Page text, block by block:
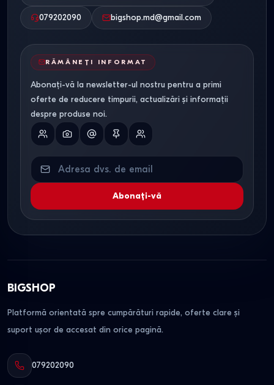
079202090 bigshop.md@gmail.com
RĂMÂNEȚI INFORMAT
Abonați-vă la newsletter-ul nostru pentru a primi
oferte de reducere timpurii, actualizări și informații
despre produse noi.
Abonați-vă
BIGSHOP
Platformă orientată spre cumpărături rapide, oferte clare și
suport ușor de accesat din orice pagină.
079202090